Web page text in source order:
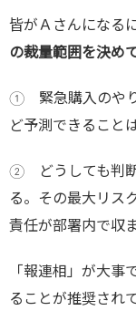
皆がＡさんになる
の裁量範囲を決め
① 緊急購入のやり
ど予測できること
② どうしても判断
る。その最大リス
責任が部署内で収
「報連相」が大事
ることが推奨され